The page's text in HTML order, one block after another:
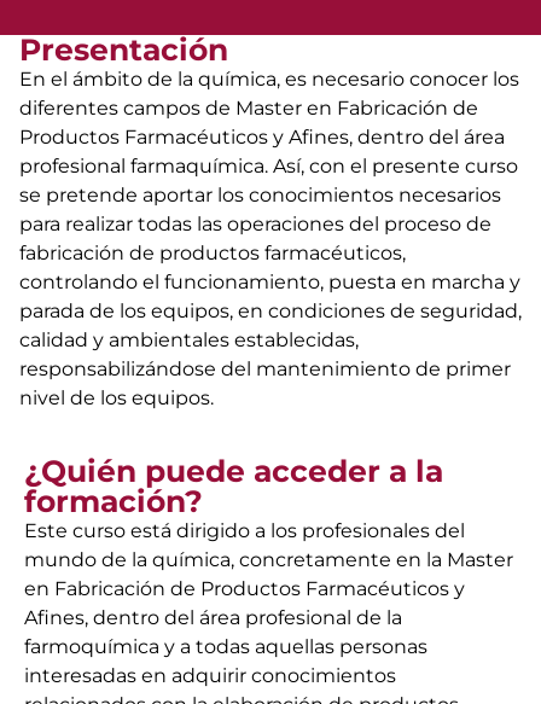
Presentación
En el ámbito de la química, es necesario conocer los
diferentes campos de Master en Fabricación de
Productos Farmacéuticos y Afines, dentro del área
profesional farmaquímica. Así, con el presente curso
se pretende aportar los conocimientos necesarios
para realizar todas las operaciones del proceso de
fabricación de productos farmacéuticos,
controlando el funcionamiento, puesta en marcha y
parada de los equipos, en condiciones de seguridad,
calidad y ambientales establecidas,
responsabilizándose del mantenimiento de primer
nivel de los equipos.
¿Quién puede acceder a la
formación?
Este curso está dirigido a los profesionales del
mundo de la química, concretamente en la Master
en Fabricación de Productos Farmacéuticos y
Afines, dentro del área profesional de la
farmoquímica y a todas aquellas personas
interesadas en adquirir conocimientos